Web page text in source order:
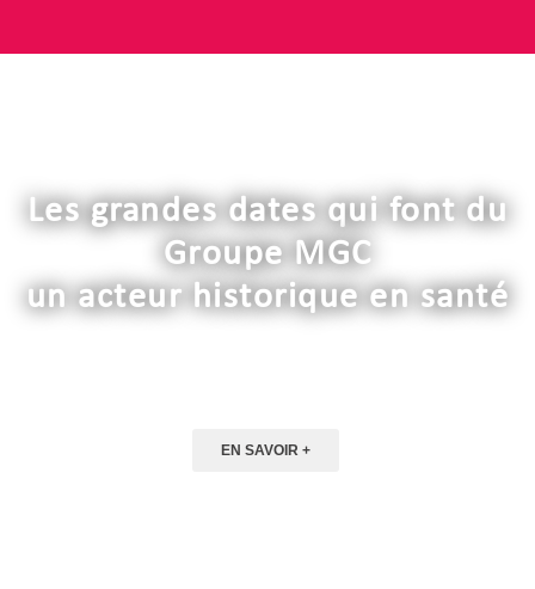
Les grandes dates qui font du
Groupe MGC
un acteur historique en santé
EN SAVOIR +